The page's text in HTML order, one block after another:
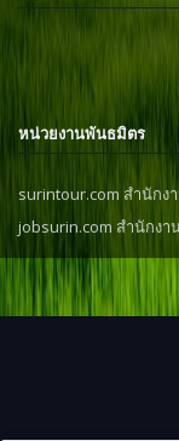
หน่วยงานพันธมิตร
surintour.com สำนักง
jobsurin.com สำนักงา